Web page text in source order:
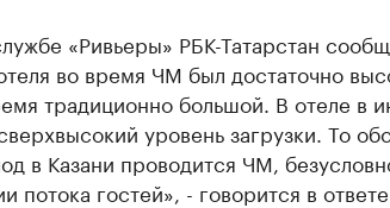
«Ривьеры» РБК-Татарстан
во время ЧМ был достаточно
традиционно большой. В отеле в
уровень загрузки. То
в Казани проводится ЧМ,
потока гостей», - говорится в